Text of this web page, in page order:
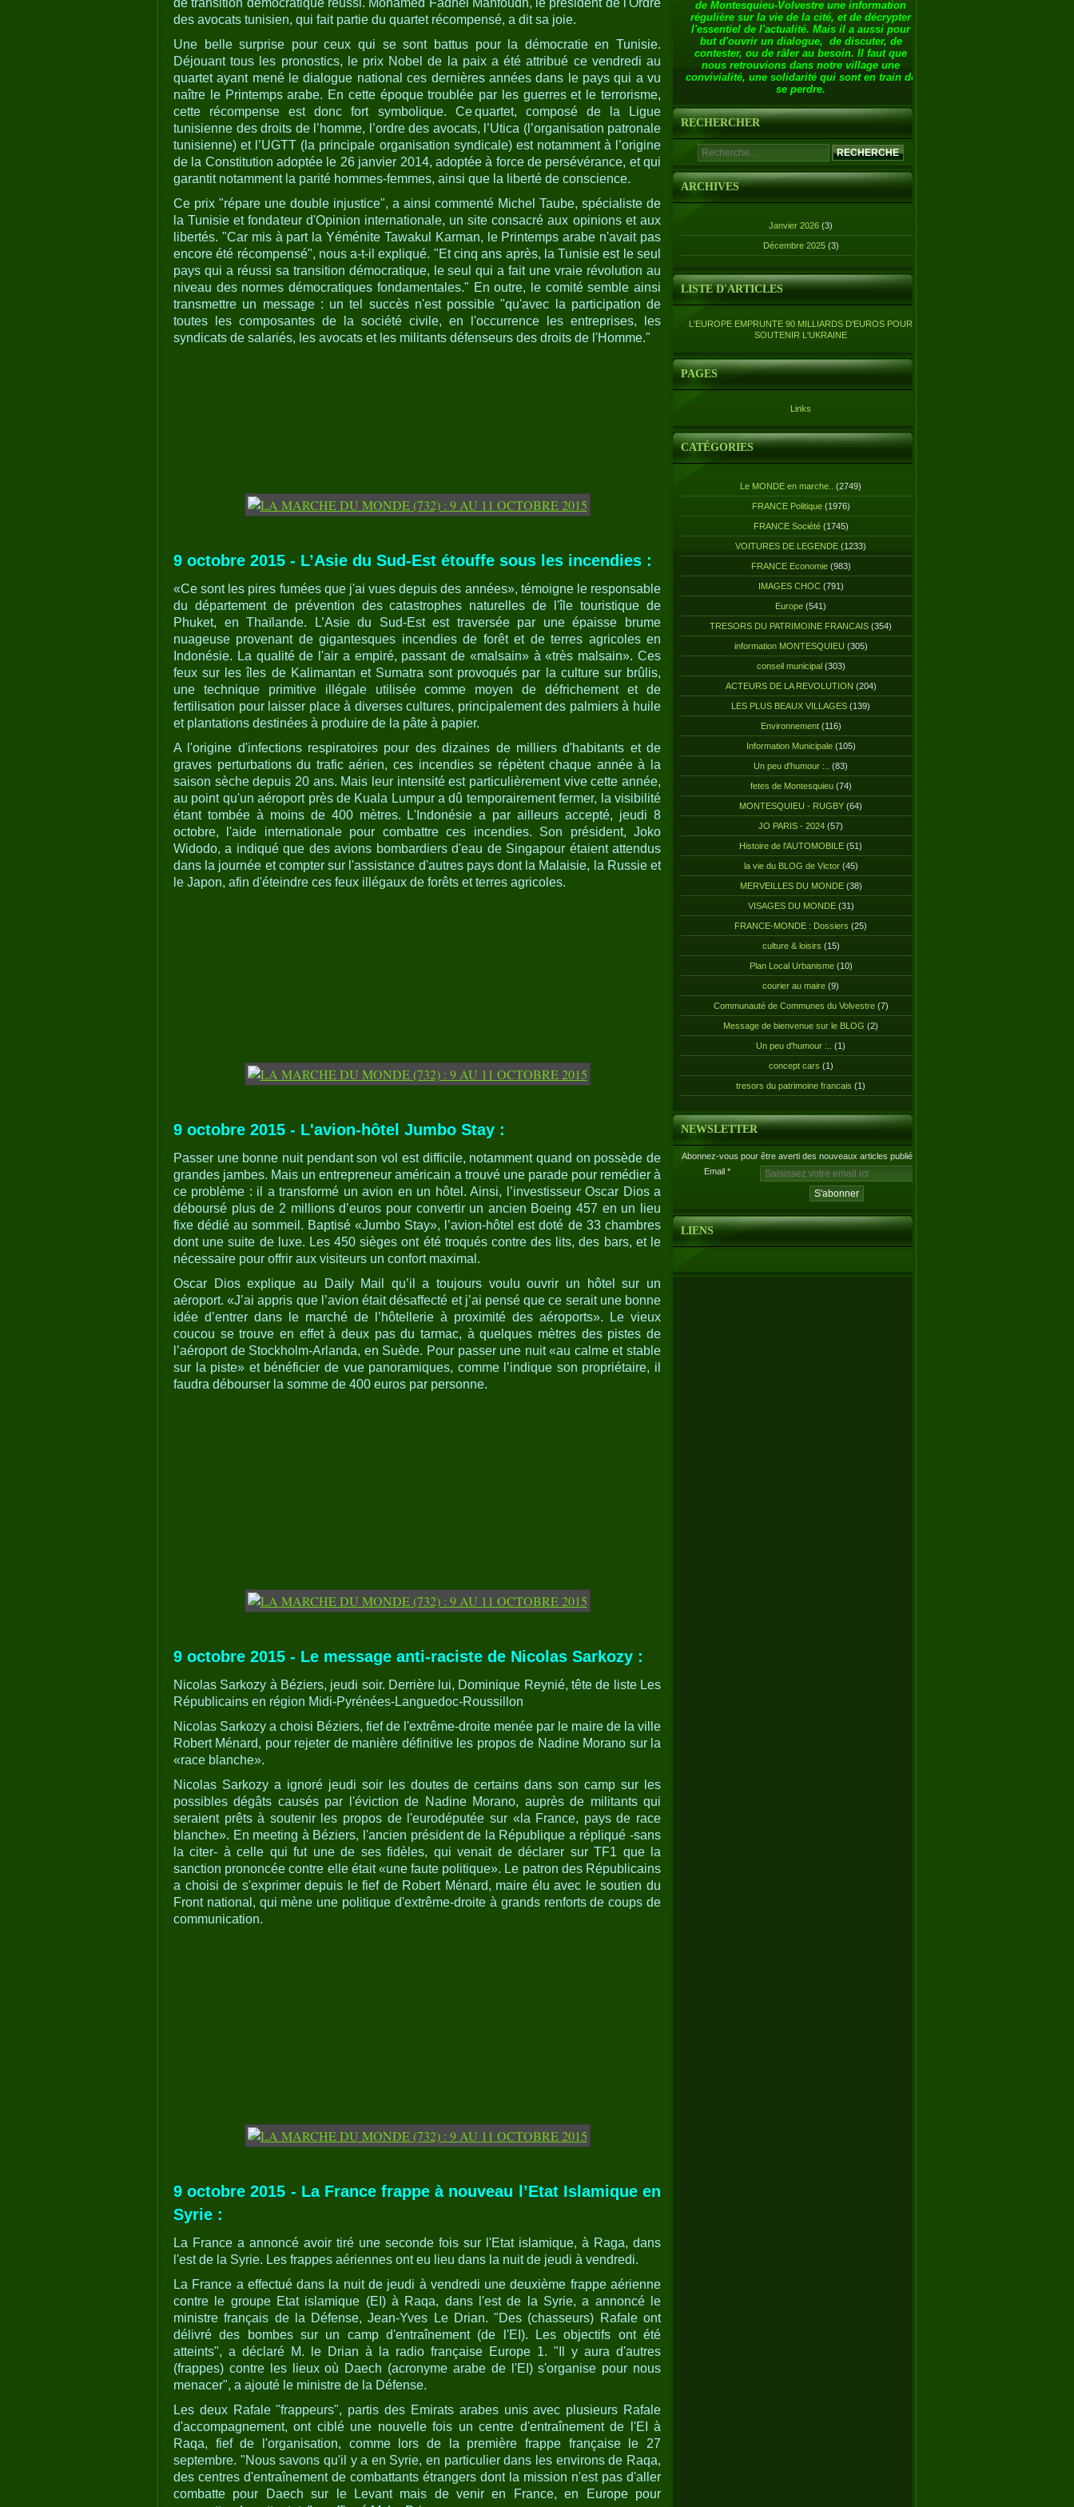
de transition démocratique réussi. Mohamed Fadhel Mahfoudh, le président de l'Ordre
des avocats tunisien, qui fait partie du quartet récompensé, a dit sa joie.
Une belle surprise pour ceux qui se sont battus pour la démocratie en Tunisie.
Déjouant tous les pronostics, le prix Nobel de la paix a été attribué ce vendredi au
quartet ayant mené le dialogue national ces dernières années dans le pays qui a vu
naître le Printemps arabe. En cette époque troublée par les guerres et le terrorisme,
cette récompense est donc fort symbolique. Ce quartet, composé de la Ligue
tunisienne des droits de l’homme, l’ordre des avocats, l’Utica (l’organisation patronale
tunisienne) et l’UGTT (la principale organisation syndicale) est notamment à l’origine
de la Constitution adoptée le 26 janvier 2014, adoptée à force de persévérance, et qui
garantit notamment la parité hommes-femmes, ainsi que la liberté de conscience.
Ce prix "répare une double injustice", a ainsi commenté Michel Taube, spécialiste de
la Tunisie et fondateur d'Opinion internationale, un site consacré aux opinions et aux
libertés. "Car mis à part la Yéménite Tawakul Karman, le Printemps arabe n'avait pas
encore été récompensé", nous a-t-il expliqué. "Et cinq ans après, la Tunisie est le seul
pays qui a réussi sa transition démocratique, le seul qui a fait une vraie révolution au
niveau des normes démocratiques fondamentales." En outre, le comité semble ainsi
transmettre un message : un tel succès n'est possible "qu'avec la participation de
toutes les composantes de la société civile, en l'occurrence les entreprises, les
syndicats de salariés, les avocats et les militants défenseurs des droits de l'Homme."
9 octobre 2015 - L’Asie du Sud-Est étouffe sous les incendies :
«Ce sont les pires fumées que j'ai vues depuis des années», témoigne le responsable
du département de prévention des catastrophes naturelles de l'île touristique de
Phuket, en Thaïlande. L’Asie du Sud-Est est traversée par une épaisse brume
nuageuse provenant de gigantesques incendies de forêt et de terres agricoles en
Indonésie. La qualité de l'air a empiré, passant de «malsain» à «très malsain». Ces
feux sur les îles de Kalimantan et Sumatra sont provoqués par la culture sur brûlis,
une technique primitive illégale utilisée comme moyen de défrichement et de
fertilisation pour laisser place à diverses cultures, principalement des palmiers à huile
et plantations destinées à produire de la pâte à papier.
A l'origine d'infections respiratoires pour des dizaines de milliers d'habitants et de
graves perturbations du trafic aérien, ces incendies se répètent chaque année à la
saison sèche depuis 20 ans. Mais leur intensité est particulièrement vive cette année,
au point qu'un aéroport près de Kuala Lumpur a dû temporairement fermer, la visibilité
étant tombée à moins de 400 mètres. L'Indonésie a par ailleurs accepté, jeudi 8
octobre, l'aide internationale pour combattre ces incendies. Son président, Joko
Widodo, a indiqué que des avions bombardiers d'eau de Singapour étaient attendus
dans la journée et compter sur l'assistance d'autres pays dont la Malaisie, la Russie et
le Japon, afin d'éteindre ces feux illégaux de forêts et terres agricoles.
9 octobre 2015 - L'avion-hôtel Jumbo Stay :
Passer une bonne nuit pendant son vol est difficile, notamment quand on possède de
grandes jambes. Mais un entrepreneur américain a trouvé une parade pour remédier à
ce problème : il a transformé un avion en un hôtel. Ainsi, l’investisseur Oscar Dios a
déboursé plus de 2 millions d’euros pour convertir un ancien Boeing 457 en un lieu
fixe dédié au sommeil. Baptisé «Jumbo Stay», l’avion-hôtel est doté de 33 chambres
dont une suite de luxe. Les 450 sièges ont été troqués contre des lits, des bars, et le
nécessaire pour offrir aux visiteurs un confort maximal.
Oscar Dios explique au Daily Mail qu’il a toujours voulu ouvrir un hôtel sur un
aéroport. «J’ai appris que l’avion était désaffecté et j’ai pensé que ce serait une bonne
idée d’entrer dans le marché de l’hôtellerie à proximité des aéroports». Le vieux
coucou se trouve en effet à deux pas du tarmac, à quelques mètres des pistes de
l’aéroport de Stockholm-Arlanda, en Suède. Pour passer une nuit «au calme et stable
sur la piste» et bénéficier de vue panoramiques, comme l’indique son propriétaire, il
faudra débourser la somme de 400 euros par personne.
9 octobre 2015 - Le message anti-raciste de Nicolas Sarkozy :
Nicolas Sarkozy à Béziers, jeudi soir. Derrière lui, Dominique Reynié, tête de liste Les
Républicains en région Midi-Pyrénées-Languedoc-Roussillon
Nicolas Sarkozy a choisi Béziers, fief de l'extrême-droite menée par le maire de la ville
Robert Ménard, pour rejeter de manière définitive les propos de Nadine Morano sur la
«race blanche».
Nicolas Sarkozy a ignoré jeudi soir les doutes de certains dans son camp sur les
possibles dégâts causés par l'éviction de Nadine Morano, auprès de militants qui
seraient prêts à soutenir les propos de l'eurodéputée sur «la France, pays de race
blanche». En meeting à Béziers, l'ancien président de la République a répliqué -sans
la citer- à celle qui fut une de ses fidèles, qui venait de déclarer sur TF1 que la
sanction prononcée contre elle était «une faute politique». Le patron des Républicains
a choisi de s'exprimer depuis le fief de Robert Ménard, maire élu avec le soutien du
Front national, qui mène une politique d'extrême-droite à grands renforts de coups de
communication.
9 octobre 2015 - La France frappe à nouveau l’Etat Islamique en
Syrie :
La France a annoncé avoir tiré une seconde fois sur l'Etat islamique, à Raga, dans
l'est de la Syrie. Les frappes aériennes ont eu lieu dans la nuit de jeudi à vendredi.
La France a effectué dans la nuit de jeudi à vendredi une deuxième frappe aérienne
contre le groupe Etat islamique (EI) à Raqa, dans l'est de la Syrie, a annoncé le
ministre français de la Défense, Jean-Yves Le Drian. "Des (chasseurs) Rafale ont
délivré des bombes sur un camp d'entraînement (de l'EI). Les objectifs ont été
atteints", a déclaré M. le Drian à la radio française Europe 1. "Il y aura d'autres
(frappes) contre les lieux où Daech (acronyme arabe de l'EI) s'organise pour nous
menacer", a ajouté le ministre de la Défense.
Les deux Rafale "frappeurs", partis des Emirats arabes unis avec plusieurs Rafale
d'accompagnement, ont ciblé une nouvelle fois un centre d'entraînement de l'EI à
Raqa, fief de l'organisation, comme lors de la première frappe française le 27
septembre. "Nous savons qu'il y a en Syrie, en particulier dans les environs de Raqa,
des centres d'entraînement de combattants étrangers dont la mission n'est pas d'aller
combatte pour Daech sur le Levant mais de venir en France, en Europe pour
de Montesquieu-Volvestre une information
régulière sur la vie de la cité, et de décrypter
l'essentiel de l'actualité. Mais il a aussi pour
but d'ouvrir un dialogue, de discuter, de
contester, ou de râler au besoin. Il faut que
nous retrouvions dans notre village une
convivialité, une solidarité qui sont en train de
se perdre.
RECHERCHER
ARCHIVES
Janvier 2026 (3)
Décembre 2025 (3)
LISTE D'ARTICLES
L'EUROPE EMPRUNTE 90 MILLIARDS D'EUROS POUR
SOUTENIR L'UKRAINE
PAGES
Links
CATÉGORIES
Le MONDE en marche.. (2749)
FRANCE Politique(1976)
FRANCE Société(1745)
VOITURES DE LEGENDE (1233)
FRANCE Economie(983)
IMAGES CHOC(791)
Europe (541)
TRESORS DU PATRIMOINE FRANCAIS (354)
information MONTESQUIEU (305)
conseil municipal(303)
ACTEURS DE LA REVOLUTION (204)
LES PLUS BEAUX VILLAGES (139)
Environnement(116)
Information Municipale(105)
Un peu d'humour :.. (83)
fetes de Montesquieu(74)
MONTESQUIEU - RUGBY (64)
JO PARIS - 2024 (57)
Histoire de l'AUTOMOBILE (51)
la vie du BLOG de Victor(45)
MERVEILLES DU MONDE(38)
VISAGES DU MONDE(31)
FRANCE-MONDE : Dossiers (25)
culture & loisirs (15)
Plan Local Urbanisme(10)
courier au maire (9)
Communauté de Communes du Volvestre(7)
Message de bienvenue sur le BLOG (2)
Un peu d'humour :.. (1)
concept cars (1)
tresors du patrimoine francais (1)
NEWSLETTER
Abonnez-vous pour être averti des nouveaux articles publiés.
Email
LIENS